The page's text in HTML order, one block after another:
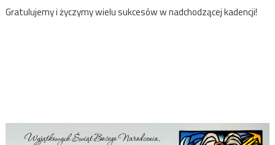
Gratulujemy i życzymy wielu sukcesów w nadchodzącej kadencji!